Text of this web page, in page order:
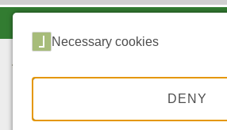
Necessary cookies
DENY